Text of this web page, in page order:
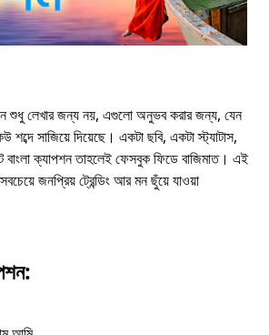
শুধু লেখার জন্য নয়, এগুলো অনুভব করার জন্য, যেন
শব্দে সাজিয়ে দিয়েছে। একটা ছবি, একটা স্ট্যাটাস,
বাংলা ক্যাপশন তাহলেই ফেসবুক ফিডে বাজিমাত। এই
জনপ্রিয় ট্রেন্ডিং আর মন ছুঁয়ে যাওয়া